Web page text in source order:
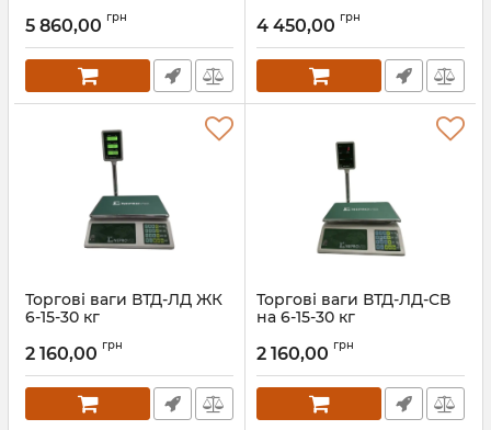
Артикул: ВТД-РД на 6-15-30 кг з
5 860,00 грн 4 450,00 грн
Торгові ваги ВТД-ЛД ЖК
6-15-30 кг
2 160,00 грн
Торгові ваги ВТД-ЛД-СВ
на 6-15-30 кг
2 160,00 грн